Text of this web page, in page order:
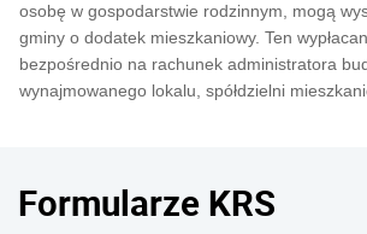
osobę w gospodarstwie rodzinnym, mogą
gminy o dodatek mieszkaniowy. Ten
bezpośrednio na rachunek administratora
wynajmowanego lokalu, spółdzielni
Formularze KRS